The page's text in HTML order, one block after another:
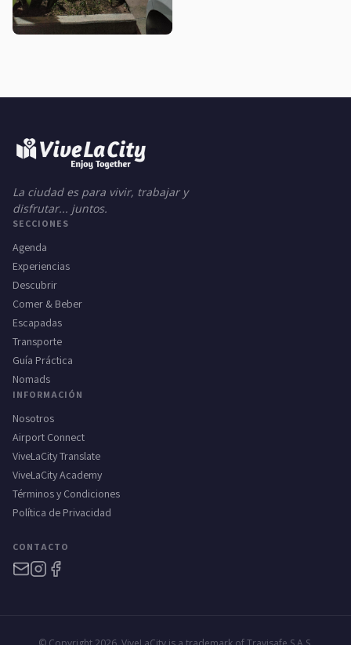
La ciudad es para vivir, trabajar y
disfrutar... juntos.
SECCIONES
Agenda
Experiencias
Descubrir
Comer & Beber
Escapadas
Transporte
Guía Práctica
Nomads
INFORMACIÓN
Nosotros
Airport Connect
ViveLaCity Translate
ViveLaCity Academy
Términos y Condiciones
Política de Privacidad
CONTACTO